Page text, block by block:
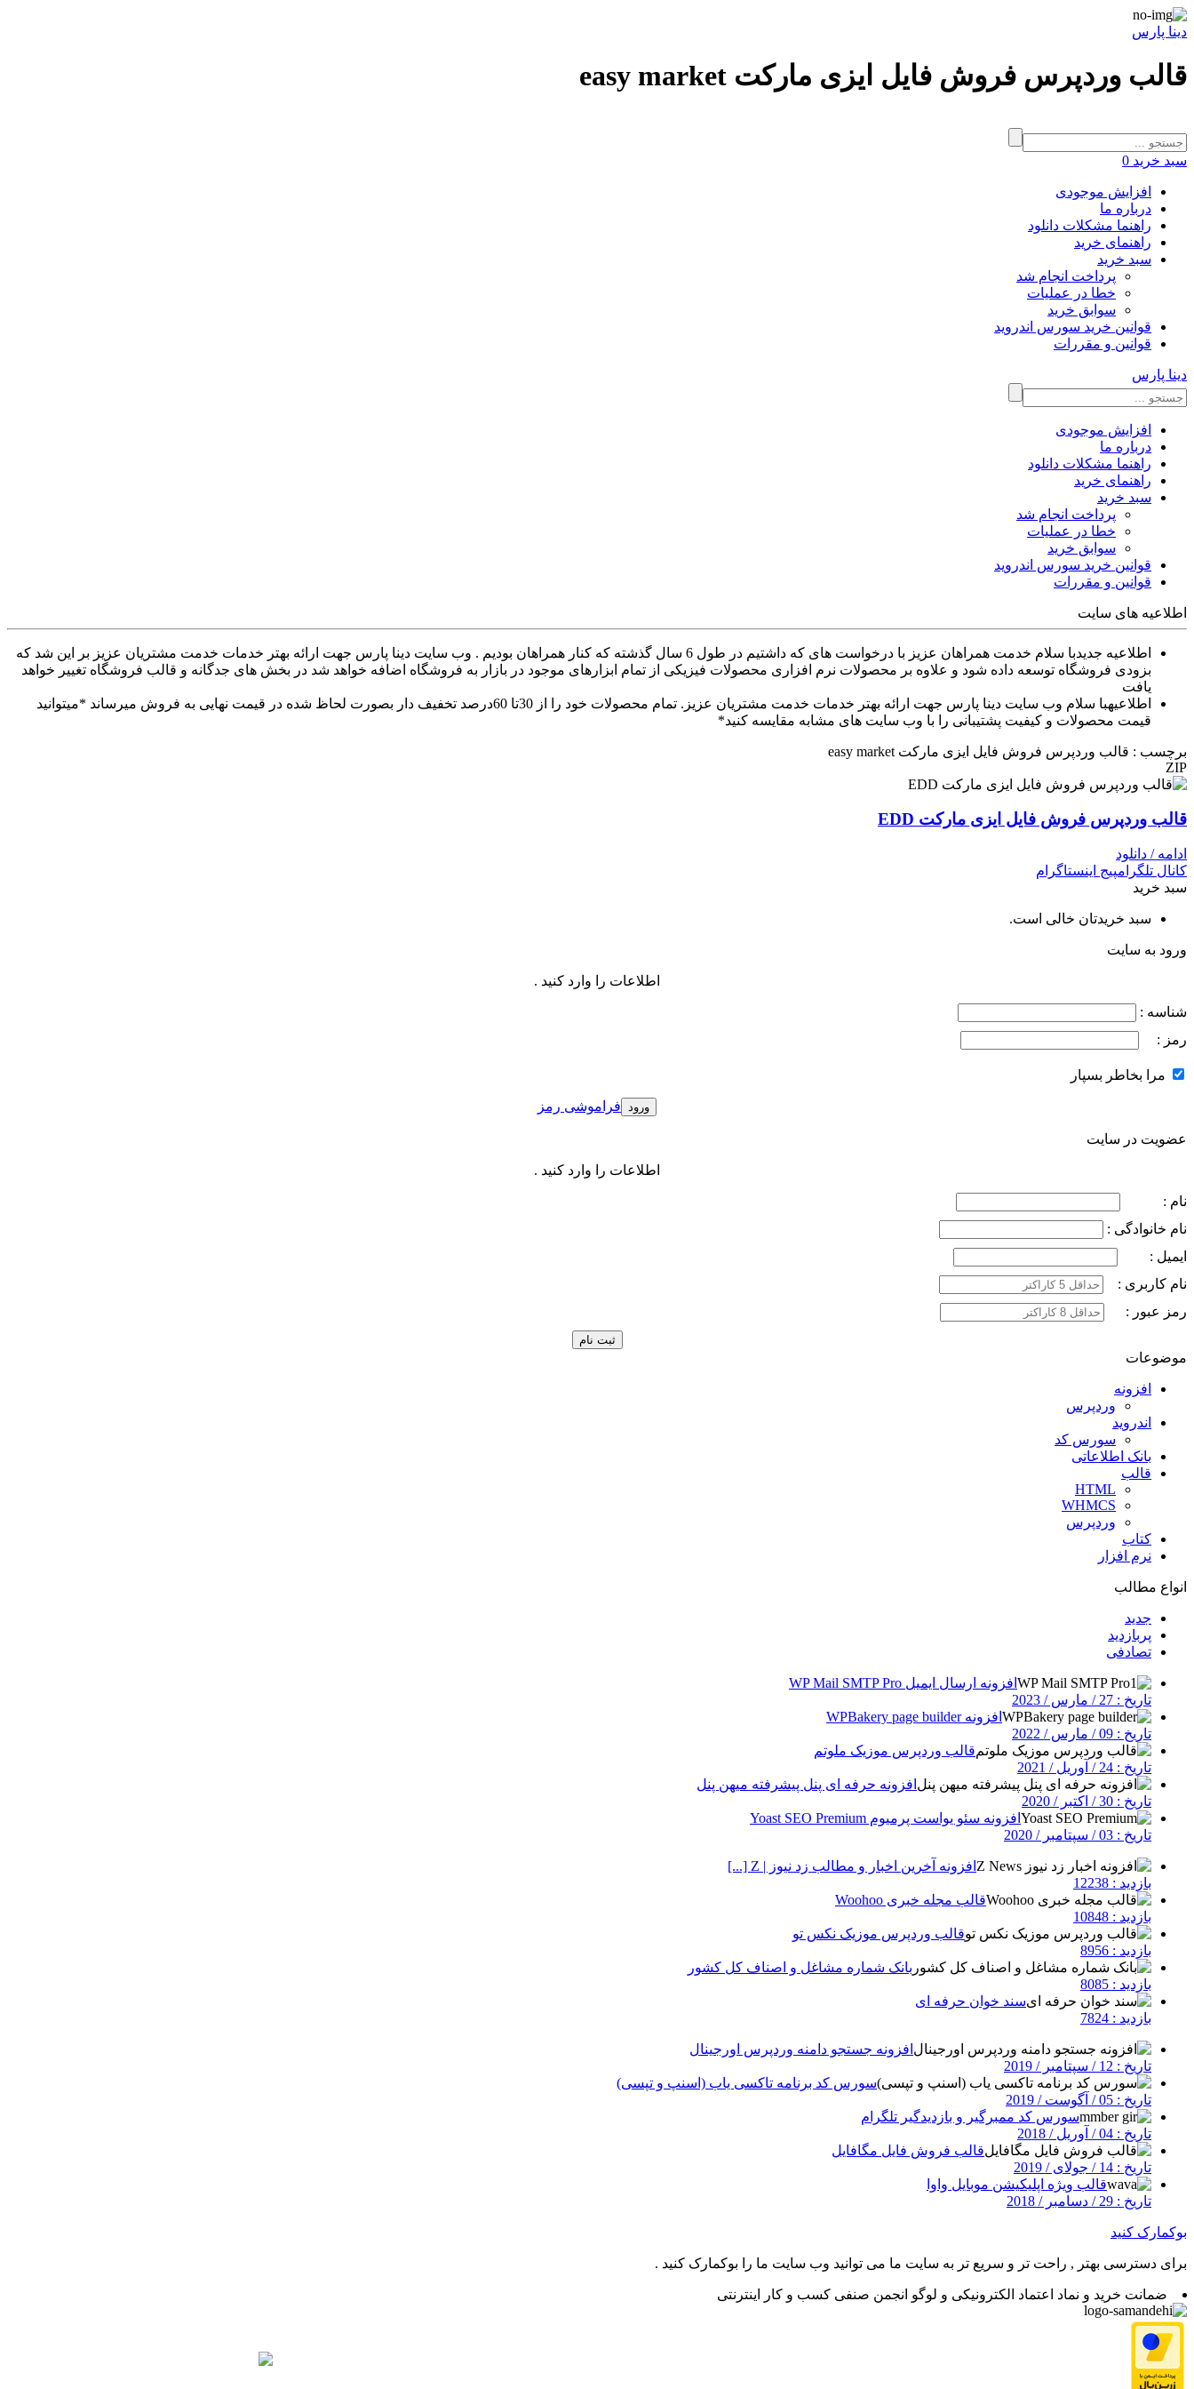
دینا پارس
قالب وردپرس فروش فایل ایزی مارکت easy market
سبد خرید 0
افزایش موجودی
درباره ما
راهنما مشکلات دانلود
راهنمای خرید
سبد خرید
پرداخت انجام شد
خطا در عملیات
سوابق خرید
قوانین خرید سورس اندروید
قوانین و مقررات
دینا پارس
افزایش موجودی
درباره ما
راهنما مشکلات دانلود
راهنمای خرید
سبد خرید
پرداخت انجام شد
خطا در عملیات
سوابق خرید
قوانین خرید سورس اندروید
قوانین و مقررات
اطلاعیه های سایت
اطلاعیه جدید
با سلام خدمت همراهان عزیز با درخواست های که داشتیم در طول 6 سال گذشته که کنار همراهان بودیم . وب سایت دینا پارس جهت ارائه بهتر خدمات خدمت مشتریان عزیز بر این شد که
بزودی فروشگاه توسعه داده شود و علاوه بر محصولات نرم افزاری محصولات فیزیکی از تمام ابزارهای موجود در بازار به فروشگاه اضافه خواهد شد در بخش های جدگانه و قالب فروشگاه تغییر خواهد
یافت
اطلاعیه
با سلام وب سایت دینا پارس جهت ارائه بهتر خدمات خدمت مشتریان عزیز. تمام محصولات خود را از 30تا 60درصد تخفیف دار بصورت لحاظ شده در قیمت نهایی به فروش میرساند *میتوانید
قیمت محصولات و کیفیت پشتیبانی را با وب سایت های مشابه مقایسه کنید*
برچسب : قالب وردپرس فروش فایل ایزی مارکت easy market
ZIP
قالب وردپرس فروش فایل ایزی مارکت EDD
ادامه / دانلود
کانال تلگرامپیج اینستاگرام
سبد خرید
سبد خریدتان خالی است.
ورود به سایت
اطلاعات را وارد کنید .
شناسه :
رمز :
مرا بخاطر بسپار
فراموشی رمز
عضویت در سایت
اطلاعات را وارد کنید .
نام :
نام خانوادگی :
ایمیل :
نام کاربری :
رمز عبور :
موضوعات
افزونه
وردپرس
اندروید
سورس کد
بانک اطلاعاتی
قالب
HTML
WHMCS
وردپرس
کتاب
نرم افزار
انواع مطالب
جدید
پربازدید
تصادفی
افزونه ارسال ایمیل WP Mail SMTP Pro
تاریخ : 27 / مارس / 2023
افزونه WPBakery page builder
تاریخ : 09 / مارس / 2022
قالب وردپرس موزیک ملوتم
تاریخ : 24 / آوریل / 2021
افزونه حرفه ای پنل پیشرفته میهن پنل
تاریخ : 30 / اکتبر / 2020
افزونه سئو یواست پرمیوم Yoast SEO Premium
تاریخ : 03 / سپتامبر / 2020
افزونه آخرین اخبار و مطالب زد نیوز | Z [...]
بازدید : 12238
قالب مجله خبری Woohoo
بازدید : 10848
قالب وردپرس موزیک نکس تو
بازدید : 8956
بانک شماره مشاغل و اصناف کل کشور
بازدید : 8085
سند خوان حرفه ای
بازدید : 7824
افزونه جستجو دامنه وردپرس اورجینال
تاریخ : 12 / سپتامبر / 2019
سورس کد برنامه تاکسی یاب (اسنپ و تپسی)
تاریخ : 05 / آگوست / 2019
سورس کد ممبرگیر و بازدیدگیر تلگرام
تاریخ : 04 / آوریل / 2018
قالب فروش فایل مگافایل
تاریخ : 14 / جولای / 2019
قالب ویژه اپلیکیشن موبایل‎ واوا
تاریخ : 29 / دسامبر / 2018
بوکمارک کنید
برای دسترسی بهتر , راحت تر و سریع تر به سایت ما می توانید وب سایت ما را بوکمارک کنید .
ضمانت خرید و نماد اعتماد الکترونیکی و لوگو انجمن صنفی کسب و کار اینترنتی